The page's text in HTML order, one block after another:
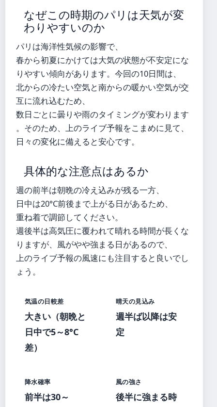
なぜこの時期のパリは天気が変
わりやすいのか
パリは海洋性気候の影響で、
春から初夏にかけては大気の状態が不安定にな
りやすい傾向があります。今回の10日間は、
北からの冷たい空気と南からの暖かい空気が交
互に流れ込むため、
数日ごとに曇りや雨のタイミングが変わります
。そのため、上のライブ予報をこまめに見て、
日々の変化に備えると安心です。
具体的な注意点はあるか
週の前半は朝晩の冷え込みが残る一方、
日中は20°C前後まで上がる日があるため、
重ね着で調節してください。
週後半は高気圧に覆われて晴れる時間が長くな
りますが、風がやや強まる日があるので、
上のライブ予報の風速にも注目すると良いでし
ょう。
気温の日較差
大きい（朝晩と
日中で5～8°C
差）
晴天の見込み
週半ば以降は安
定
降水確率
前半は30～
風の強さ
後半に強まる時